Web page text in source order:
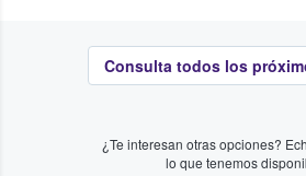
Consulta todos los
¿Te interesan otras opciones?
lo que tenemos